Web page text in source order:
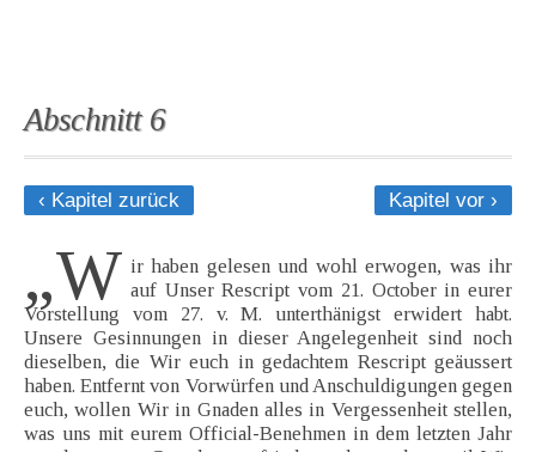
Abschnitt 6
‹ Kapitel zurück Kapitel vor ›
„W ir haben gelesen und wohl erwogen, was ihr
auf Unser Rescript vom 21. October in eurer
Vorstellung vom 27. v. M. unterthänigst erwidert habt.
Unsere Gesinnungen in dieser Angelegenheit sind noch
dieselben, die Wir euch in gedachtem Rescript geäussert
haben. Entfernt von Vorwürfen und Anschuldigungen gegen
euch, wollen Wir in Gnaden alles in Vergessenheit stellen,
was uns mit eurem Official-Benehmen in dem letzten Jahr